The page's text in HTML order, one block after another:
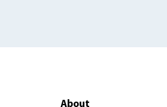
About